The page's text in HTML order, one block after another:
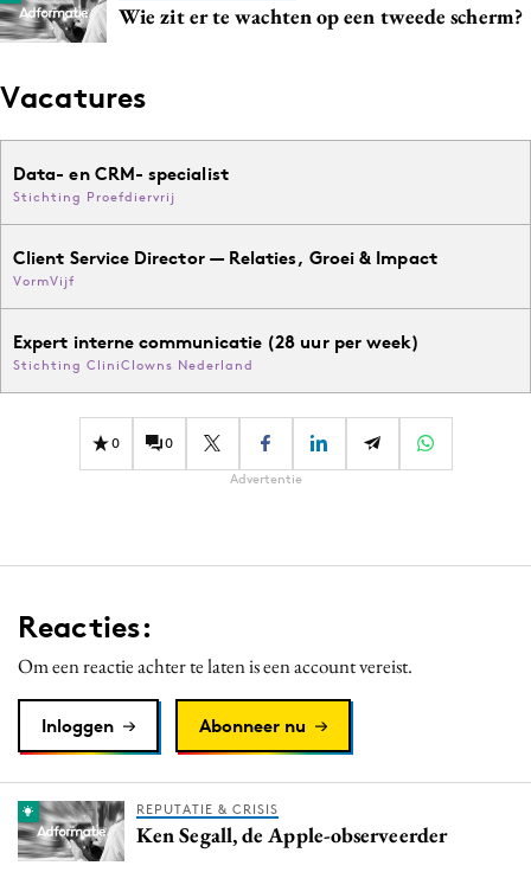
Wie zit er te wachten op een tweede scherm?
Vacatures
Data- en CRM- specialist
Stichting Proefdiervrij
Client Service Director — Relaties, Groei & Impact
VormVijf
Expert interne communicatie (28 uur per week)
Stichting CliniClowns Nederland
0 0
Advertentie
Reacties:
Om een reactie achter te laten is een account vereist.
Inloggen Abonneer nu
REPUTATIE & CRISIS
Ken Segall, de Apple-observeerder